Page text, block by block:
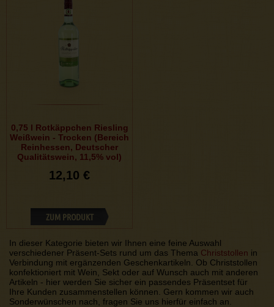
0,75 l Rotkäppchen Riesling
Weißwein - Trocken (Bereich
Reinhessen, Deutscher
Qualitätswein, 11,5% vol)
12,10 €
ZUM PRODUKT
In dieser Kategorie bieten wir Ihnen eine feine Auswahl
verschiedener Präsent-Sets rund um das Thema Christstollen in
Verbindung mit ergänzenden Geschenkartikeln. Ob Christstollen
konfektioniert mit Wein, Sekt oder auf Wunsch auch mit anderen
Artikeln - hier werden Sie sicher ein passendes Präsentset für
Ihre Kunden zusammenstellen können. Gern kommen wir auch
Sonderwünschen nach, fragen Sie uns hierfür einfach an.